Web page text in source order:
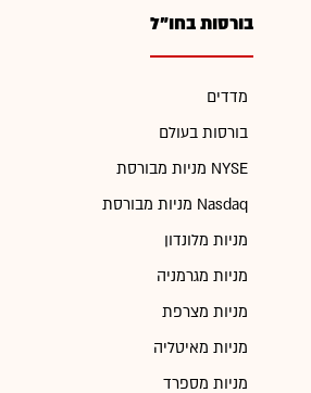
בורסות בחו"ל
מדדים
בורסות בעולם
מניות מבורסת NYSE
מניות מבורסת Nasdaq
מניות מלונדון
מניות מגרמניה
מניות מצרפת
מניות מאיטליה
מניות מספרד